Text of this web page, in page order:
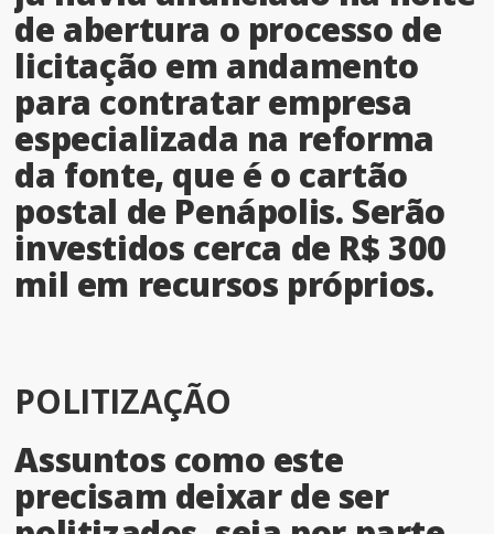
de abertura o processo de
licitação em andamento
para contratar empresa
especializada na reforma
da fonte, que é o cartão
postal de Penápolis. Serão
investidos cerca de R$ 300
mil em recursos próprios.
POLITIZAÇÃO
Assuntos como este
precisam deixar de ser